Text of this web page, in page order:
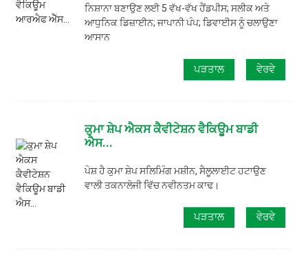
ਨਿਸ਼ਾਨਾ ਬਣਾਉਣ ਲਈ 5 ਵੱਖ-ਵੱਖ ਹੈਂਡਪੀਸ; ਸਲੀਕ ਅਤੇ
ਆਧੁਨਿਕ ਡਿਜ਼ਾਈਨ; ਜਾਪਾਨੀ ਪੰਪ; ਡਿਵਾਈਸ ਨੂੰ ਚਲਾਉਣਾ
ਆਸਾਨ
ਪੜਤਾਲ ਵੇਰਵੇ
ਕੁਮਾ ਸ਼ੇਪ ਐਕਸ ਕੈਵੀਟੇਸ਼ਨ ਵੈਕਿਊਮ ਬਾਡੀ
ਐਸ...
ਪੇਸ਼ ਹੈ ਕੁਮਾ ਸ਼ੇਪ ਸਲਿਮਿੰਗ ਮਸ਼ੀਨ, ਸੈਲੂਲਾਈਟ ਹਟਾਉਣ
ਵਾਲੀ ਤਕਨਾਲੋਜੀ ਵਿੱਚ ਨਵੀਨਤਮ ਕਾਢ।
ਪੜਤਾਲ ਵੇਰਵੇ